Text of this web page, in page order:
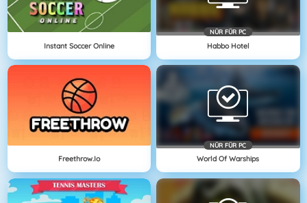
Instant Soccer Online
NÜR FÜR PC
Habbo Hotel
Freethrow.io
NÜR FÜR PC
World Of Warships